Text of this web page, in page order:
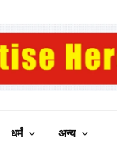
धर्मं अन्य